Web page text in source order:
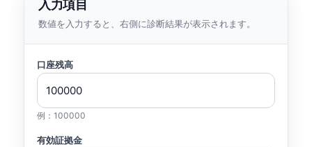
入力項目
数値を入力すると、右側に診断結果が表示されます。
口座残高
例：100000
有効証拠金